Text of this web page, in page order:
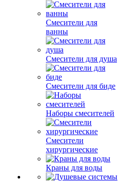
Смесители для
ванны
Смесители для душа
Смесители для биде
Наборы смесителей
Смесители
хирургические
Краны для воды